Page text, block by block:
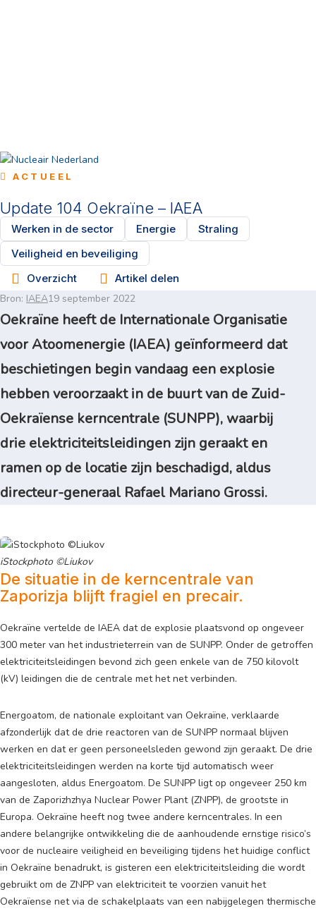
ACTUEEL
Update 104 Oekraïne – IAEA
Werken in de sector Energie
Straling
Veiligheid en beveiliging
Overzicht
Artikel delen
Bron: IAEA19 september 2022
Oekraïne heeft de Internationale Organisatie
voor Atoomenergie (IAEA) geïnformeerd dat
beschietingen begin vandaag een explosie
hebben veroorzaakt in de buurt van de Zuid-
Oekraïense kerncentrale (SUNPP), waarbij
drie elektriciteitsleidingen zijn geraakt en
ramen op de locatie zijn beschadigd, aldus
directeur-generaal Rafael Mariano Grossi.
iStockphoto ©Liukov
De situatie in de kerncentrale van
Zaporizja blijft fragiel en precair.
Oekraïne vertelde de IAEA dat de explosie plaatsvond op ongeveer
300 meter van het industrieterrein van de SUNPP. Onder de getroffen
elektriciteitsleidingen bevond zich geen enkele van de 750 kilovolt
(kV) leidingen die de centrale met het net verbinden.
Energoatom, de nationale exploitant van Oekraïne, verklaarde
afzonderlijk dat de drie reactoren van de SUNPP normaal blijven
werken en dat er geen personeelsleden gewond zijn geraakt. De drie
elektriciteitsleidingen werden na korte tijd automatisch weer
aangesloten, aldus Energoatom. De SUNPP ligt op ongeveer 250 km
van de Zaporizhzhya Nuclear Power Plant (ZNPP), de grootste in
Europa. Oekraïne heeft nog twee andere kerncentrales. In een
andere belangrijke ontwikkeling die de aanhoudende ernstige risico’s
voor de nucleaire veiligheid en beveiliging tijdens het huidige conflict
in Oekraïne benadrukt, is gisteren een elektriciteitsleiding die wordt
gebruikt om de ZNPP van elektriciteit te voorzien vanuit het
Oekraïense net via de schakelplaats van een nabijgelegen thermische